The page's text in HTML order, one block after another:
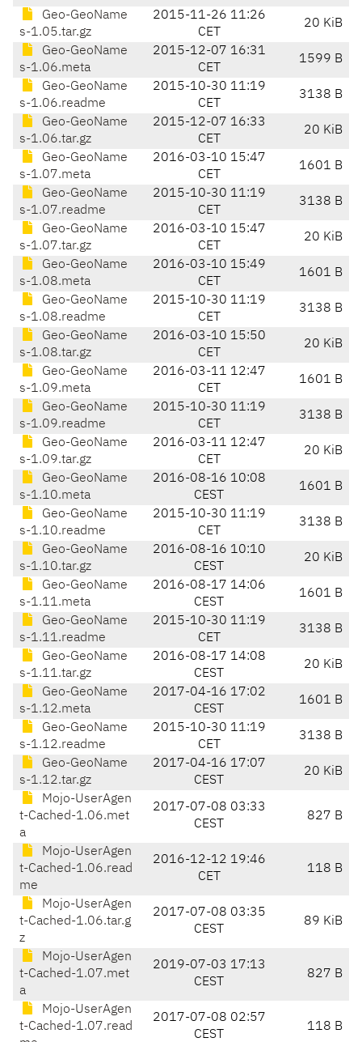
Geo-GeoName
s-1.05.tar.gz
2015-11-26 11:26
CET
20 KiB
Geo-GeoName
s-1.06.meta
2015-12-07 16:31
CET
1599 B
Geo-GeoName
s-1.06.readme
2015-10-30 11:19
CET
3138 B
Geo-GeoName
s-1.06.tar.gz
2015-12-07 16:33
CET
20 KiB
Geo-GeoName
s-1.07.meta
2016-03-10 15:47
CET
1601 B
Geo-GeoName
s-1.07.readme
2015-10-30 11:19
CET
3138 B
Geo-GeoName
s-1.07.tar.gz
2016-03-10 15:47
CET
20 KiB
Geo-GeoName
s-1.08.meta
2016-03-10 15:49
CET
1601 B
Geo-GeoName
s-1.08.readme
2015-10-30 11:19
CET
3138 B
Geo-GeoName
s-1.08.tar.gz
2016-03-10 15:50
CET
20 KiB
Geo-GeoName
s-1.09.meta
2016-03-11 12:47
CET
1601 B
Geo-GeoName
s-1.09.readme
2015-10-30 11:19
CET
3138 B
Geo-GeoName
s-1.09.tar.gz
2016-03-11 12:47
CET
20 KiB
Geo-GeoName
s-1.10.meta
2016-08-16 10:08
CEST
1601 B
Geo-GeoName
s-1.10.readme
2015-10-30 11:19
CET
3138 B
Geo-GeoName
s-1.10.tar.gz
2016-08-16 10:10
CEST
20 KiB
Geo-GeoName
s-1.11.meta
2016-08-17 14:06
CEST
1601 B
Geo-GeoName
s-1.11.readme
2015-10-30 11:19
CET
3138 B
Geo-GeoName
s-1.11.tar.gz
2016-08-17 14:08
CEST
20 KiB
Geo-GeoName
s-1.12.meta
2017-04-16 17:02
CEST
1601 B
Geo-GeoName
s-1.12.readme
2015-10-30 11:19
CET
3138 B
Geo-GeoName
s-1.12.tar.gz
2017-04-16 17:07
CEST
20 KiB
Mojo-UserAgen
t-Cached-1.06.met
a
2017-07-08 03:33
CEST
827 B
Mojo-UserAgen
t-Cached-1.06.read
me
2016-12-12 19:46
CET
118 B
Mojo-UserAgen
t-Cached-1.06.tar.g
z
2017-07-08 03:35
CEST
89 KiB
Mojo-UserAgen
t-Cached-1.07.met
a
2019-07-03 17:13
CEST
827 B
Mojo-UserAgen
t-Cached-1.07.read
2017-07-08 02:57
CEST
118 B